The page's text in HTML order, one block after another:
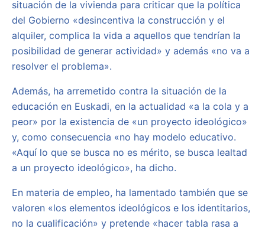
situación de la vivienda para criticar que la política
del Gobierno «desincentiva la construcción y el
alquiler, complica la vida a aquellos que tendrían la
posibilidad de generar actividad» y además «no va a
resolver el problema».
Además, ha arremetido contra la situación de la
educación en Euskadi, en la actualidad «a la cola y a
peor» por la existencia de «un proyecto ideológico»
y, como consecuencia «no hay modelo educativo.
«Aquí lo que se busca no es mérito, se busca lealtad
a un proyecto ideológico», ha dicho.
En materia de empleo, ha lamentado también que se
valoren «los elementos ideológicos e los identitarios,
no la cualificación» y pretende «hacer tabla rasa a